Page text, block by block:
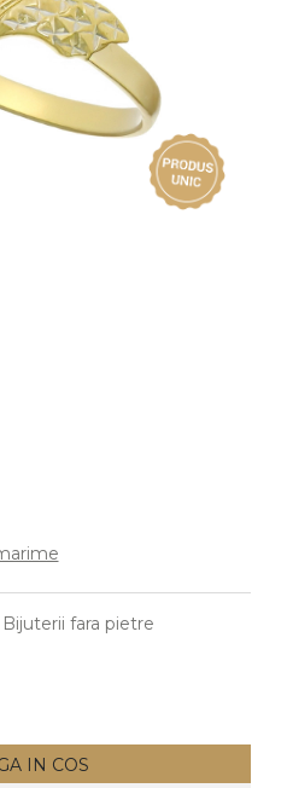
Vezi toate
Bijuterii fara pietre
IN COS